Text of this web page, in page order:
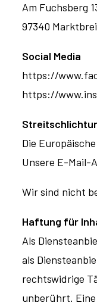
Am Fuchsberg
97340
Social Media
https://
https://
Die
Unsere E-Mail-
Wir sind nicht
Haftung für
Als
als
rechtswidrige
unberührt.